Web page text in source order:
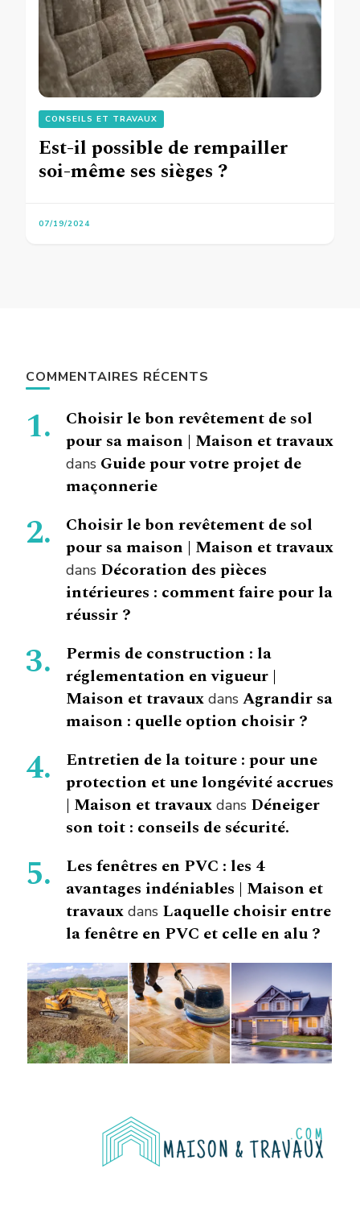
CONSEILS ET TRAVAUX
Est-il possible de rempailler
soi-même ses sièges ?
07/19/2024
COMMENTAIRES RÉCENTS
Choisir le bon revêtement de sol
pour sa maison | Maison et travaux
dans Guide pour votre projet de
maçonnerie
Choisir le bon revêtement de sol
pour sa maison | Maison et travaux
dans Décoration des pièces
intérieures : comment faire pour la
réussir ?
Permis de construction : la
réglementation en vigueur |
Maison et travaux dans Agrandir sa
maison : quelle option choisir ?
Entretien de la toiture : pour une
protection et une longévité accrues
| Maison et travaux dans Déneiger
son toit : conseils de sécurité.
Les fenêtres en PVC : les 4
avantages indéniables | Maison et
travaux dans Laquelle choisir entre
la fenêtre en PVC et celle en alu ?